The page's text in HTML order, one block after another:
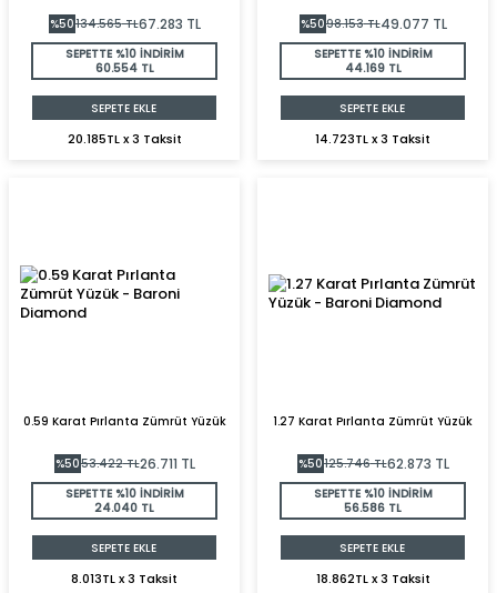
%50134.565TL67.283 TL
SEPETTE %10 İNDİRİM
60.554 TL
SEPETE EKLE
20.185TL x 3 Taksit
%5098.153TL49.077 TL
SEPETTE %10 İNDİRİM
44.169 TL
SEPETE EKLE
14.723TL x 3 Taksit
0.59 Karat Pırlanta Zümrüt Yüzük
%5053.422TL26.711 TL
SEPETTE %10 İNDİRİM
24.040 TL
SEPETE EKLE
8.013TL x 3 Taksit
1.27 Karat Pırlanta Zümrüt Yüzük
%50125.746TL62.873 TL
SEPETTE %10 İNDİRİM
56.586 TL
SEPETE EKLE
18.862TL x 3 Taksit